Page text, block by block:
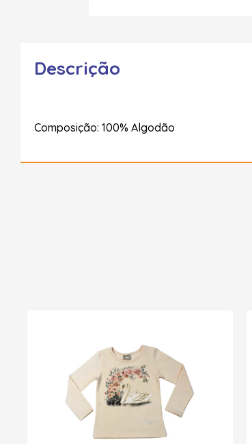
Descrição
Composição: 100% Algodão